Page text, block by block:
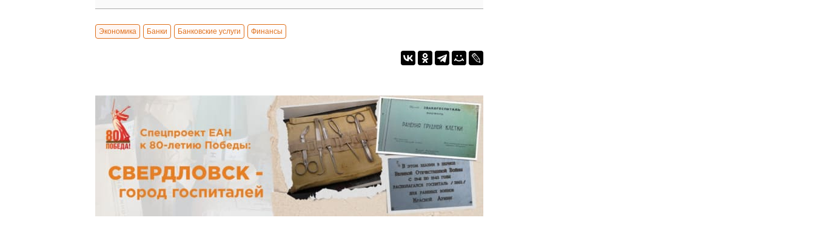
Экономика Банки Банковские услуги Финансы